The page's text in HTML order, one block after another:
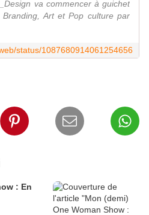
va commencer à guichet
Art et Pop culture par
status/1087680914061254656
: En